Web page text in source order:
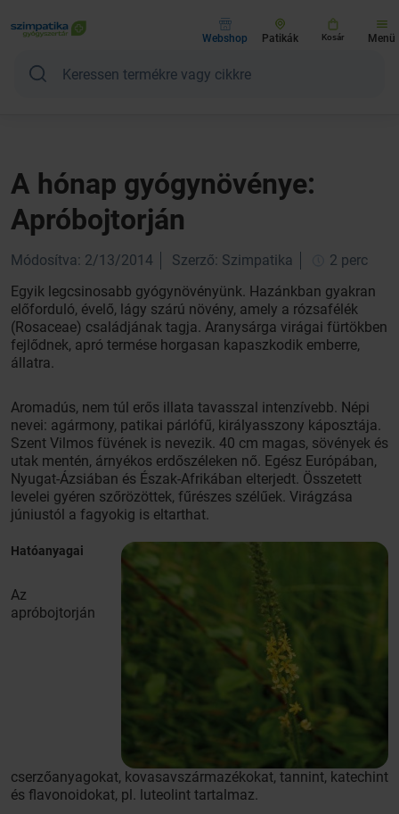
Webshop Patikák Kosár Menü
A hónap gyógynövénye:
Apróbojtorján
Módosítva: 2/13/2014 Szerző: Szimpatika
2 perc
Egyik legcsinosabb gyógynövényünk. Hazánkban gyakran
előforduló, évelő, lágy szárú növény, amely a rózsafélék
(Rosaceae) családjának tagja. Aranysárga virágai fürtökben
fejlődnek, apró termése horgasan kapaszkodik emberre,
állatra.
Aromadús, nem túl erős illata tavasszal intenzívebb. Népi
nevei: agármony, patikai párlófű, királyasszony káposztája.
Szent Vilmos füvének is nevezik. 40 cm magas, sövények és
utak mentén, árnyékos erdőszéleken nő. Egész Európában,
Nyugat-Ázsiában és Észak-Afrikában elterjedt. Összetett
levelei gyéren szőrözöttek, fűrészes szélűek. Virágzása
júniustól a fagyokig is eltarthat.
Hatóanyagai
Az
apróbojtorján
cserzőanyagokat, kovasavszármazékokat, tannint, katechint
és flavonoidokat, pl. luteolint tartalmaz.